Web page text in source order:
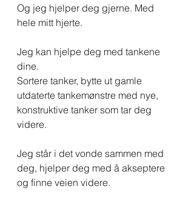
Og jeg hjelper deg gjerne. Med
hele mitt hjerte.
Jeg kan hjelpe deg med tankene
dine.
Sortere tanker, bytte ut gamle
utdaterte tankemønstre med nye,
konstruktive tanker som tar deg
videre.
Jeg står i det vonde sammen med
deg, hjelper deg med å akseptere
og finne veien videre.